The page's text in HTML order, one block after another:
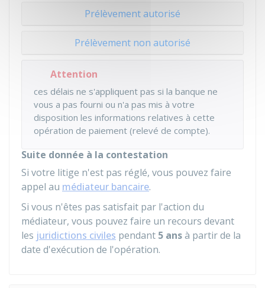
Prélèvement autorisé
Prélèvement non autorisé
Attention
ces délais ne s'appliquent pas si la banque ne
vous a pas fourni ou n'a pas mis à votre
disposition les informations relatives à cette
opération de paiement (relevé de compte).
Suite donnée à la contestation
Si votre litige n'est pas réglé, vous pouvez faire
appel au médiateur bancaire.
Si vous n'êtes pas satisfait par l'action du
médiateur, vous pouvez faire un recours devant
les juridictions civiles pendant 5 ansà partir de la
date d'exécution de l'opération.